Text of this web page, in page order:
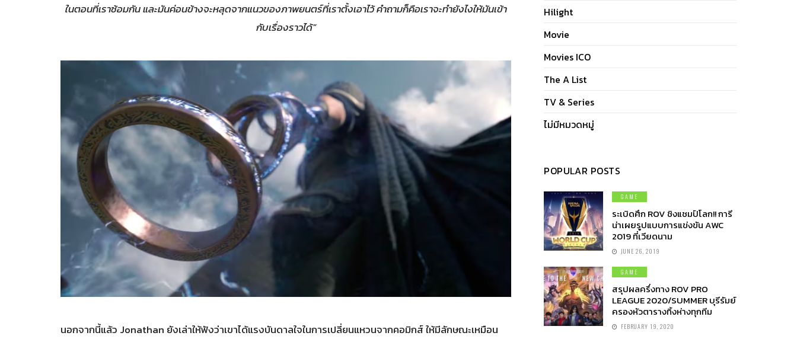
ในตอนที่เราซ้อมกัน และมันค่อนข้างจะหลุดจากแนวของภาพยนตร์ที่เราตั้งเอาไว้ คำถามก็คือเราจะทำยังไงให้มันเข้า
กับเรื่องราวได้”
นอกจากนี้แล้ว Jonathan ยังเล่าให้ฟังว่าเขาได้แรงบันดาลใจในการเปลี่ยนแหวนจากคอมิกส์ ให้มีลักษณะเหมือน
Hilight
Movie
Movies ICO
The A List
TV & Series
ไม่มีหมวดหมู่
POPULAR POSTS
GAME
ระเบิดศึก ROV ชิงแชมป์โลก!! การี
น่าเผยรูปแบบการแข่งขัน AWC
2019 ที่เวียดนาม
JUNE 26, 2019
GAME
สรุปผลครึ่งทาง ROV PRO
LEAGUE 2020/SUMMER บุรีรัมย์
ครองหัวตารางทิ้งห่างทุกทีม
FEBRUARY 19, 2020